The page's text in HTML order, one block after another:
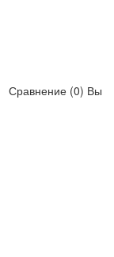
Сравнение (0) Вы